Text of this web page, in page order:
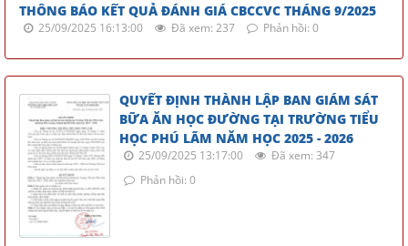
THÔNG BÁO KẾT QUẢ ĐÁNH GIÁ CBCCVC THÁNG 9/2025
25/09/2025 16:13:00 Đã xem: 237 Phản hồi: 0
QUYẾT ĐỊNH THÀNH LẬP BAN GIÁM SÁT
BỮA ĂN HỌC ĐƯỜNG TẠI TRƯỜNG TIỂU
HỌC PHÚ LÃM NĂM HỌC 2025 - 2026
25/09/2025 13:17:00
Đã xem: 347
Phản hồi: 0